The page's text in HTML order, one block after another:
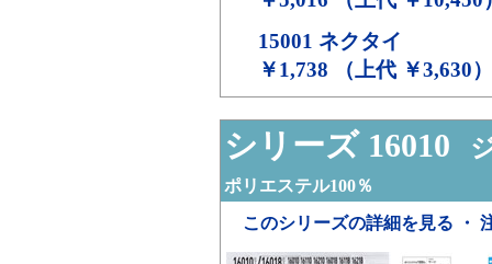
15001 ネクタイ
￥1,738 （上代 ￥3,630）
シリーズ 16010
ポリエステル100％
このシリーズの詳細を見る ・